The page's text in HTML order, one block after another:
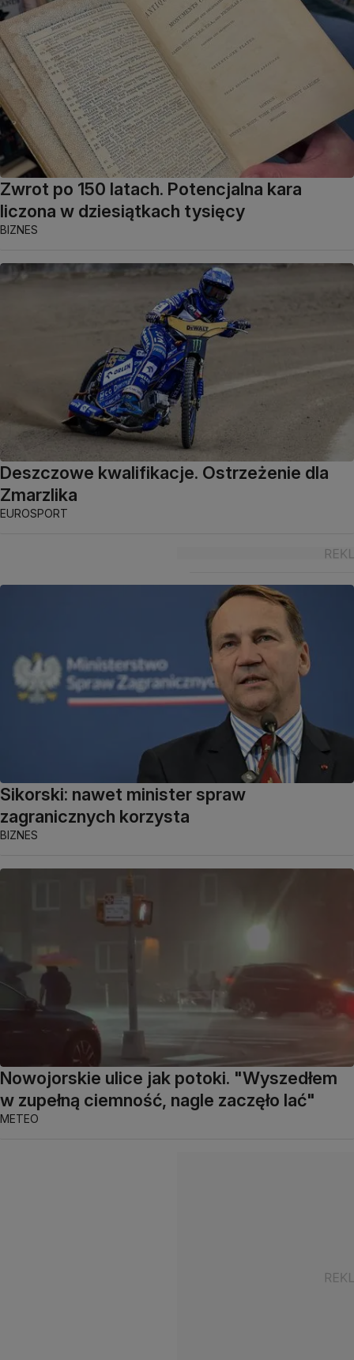
Zwrot po 150 latach. Potencjalna kara
liczona w dziesiątkach tysięcy
BIZNES
Deszczowe kwalifikacje. Ostrzeżenie dla
Zmarzlika
EUROSPORT
Sikorski: nawet minister spraw
zagranicznych korzysta
BIZNES
Nowojorskie ulice jak potoki. "Wyszedłem
w zupełną ciemność, nagle zaczęło lać"
METEO